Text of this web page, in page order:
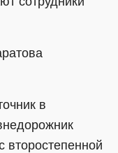
в
второстепенной